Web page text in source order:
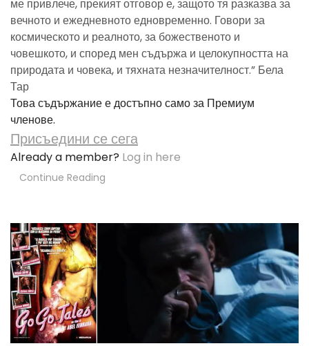
ме привлече, прекият отговор е, защото тя разказва за
вечното и ежедневното едновременно. Говори за
космическото и реалното, за божественото и
човешкото, и според мен съдържа и целокупността на
природата и човека, и тяхната незначителност.” Бела
Тар
Това съдържание е достъпно само за Премиум
членове.
Присъедини се сега
Already a member? Log in here
Continue Reading